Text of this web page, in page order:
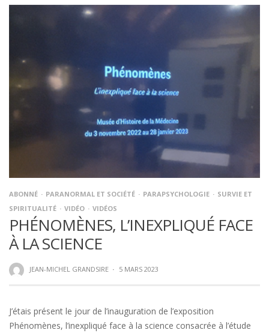
ABONNÉ PARANORMAL ET SOCIÉTÉ PARAPSYCHOLOGIE
SURVIE ET
SPIRITUALITÉ
VIDÉO VIDÉOS
PHÉNOMÈNES, L’INEXPLIQUÉ FACE
À LA SCIENCE
JEAN-MICHEL GRANDSIRE · 5 MARS 2023
J’étais présent le jour de l’inauguration de l’exposition
Phénomènes, l’inexpliqué face à la science consacrée à l’étude